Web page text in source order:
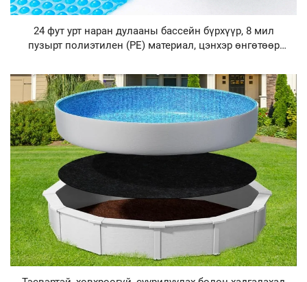
24 фут урт наран дулааны бассейн бүрхүүр, 8 мил
пузырт полиэтилен (PE) материал, цэнхэр өнгөтөөр
бассейн бүрхүүр ба бүрхүүрийн тавиур